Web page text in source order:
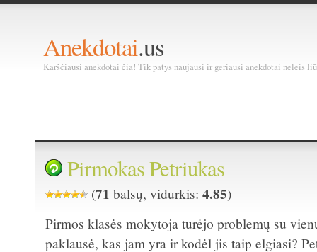
Anekdotai.us
Karščiausi anekdotai čia! Tik patys naujausi ir geriausi anekdotai neleis
Pirmokas Petriukas
(71 balsų, vidurkis:4.85)
Pirmos klasės mokytoja turėjo problemų su
paklausė, kas jam yra ir kodėl jis taip elgiasi?